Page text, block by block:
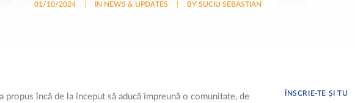
01/10/2024 IN NEWS & UPDATES BY SUCIU SEBASTIAN
încă de la început să aducă împreună o comunitate, de
ÎNSCRIE-TE ȘI TU